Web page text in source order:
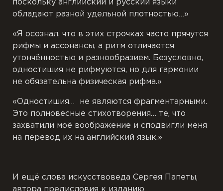
поскольку английский и русский языки
обладают разной удельной плотностью…»
«Я осознал, что в этих строчках часто прячутся
рифмы и ассонансы, а ритм отличается
утончённостью и разнообразием. Безусловно,
одностишия не рифмуются, но для гармонии
не обязательна физическая рифма.»
«Одностишия… не являются фрагментарными.
Это полновесные стихотворения… те, что
захватили моё воображение и сподвигли меня
на перевод их на английский язык.»
И ещё слова искусствоведа Сергея Папеты,
автора предисловия к изданию